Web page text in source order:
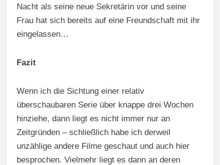
Nacht als seine neue Sekretärin vor und seine
Frau hat sich bereits auf eine Freundschaft mit ihr
eingelassen…
Fazit
Wenn ich die Sichtung einer relativ
überschaubaren Serie über knappe drei Wochen
hinziehe, dann liegt es nicht immer nur an
Zeitgründen – schließlich habe ich derweil
unzählige andere Filme geschaut und auch hier
besprochen. Vielmehr liegt es dann an deren